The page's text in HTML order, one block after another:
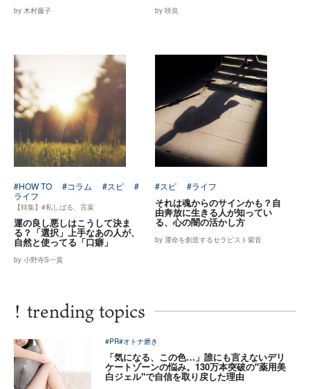
by 木村藤子 by 咲良
#HOW TO #コラム #スピ
#
ライフ
【特集】#私しばる、言葉
運の良し悪しはこうして決ま
る？「選択」上手なあの人が、
自然と使ってる「口癖」
by 小野寺S一貴
#スピ #ライフ
それは魂からのサインかも？自
由奔放に生きる人が知ってい
る、心の闇の活かし方
by 運命を創造するセラピスト紫音
! trending topics
#PR#オトナ磨き
「気になる、この色…」誰にも言えないデリ
ケートゾーンの悩み。130万本突破の"薬用美
白ジェル"で自信を取り戻した理由